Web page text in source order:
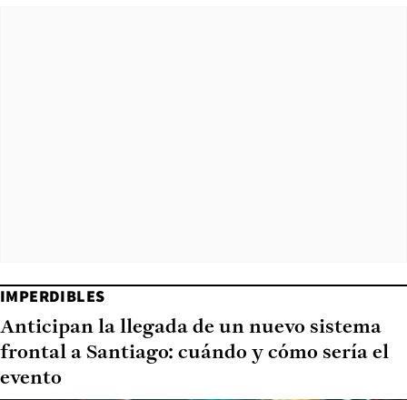
IMPERDIBLES
Anticipan la llegada de un nuevo sistema
frontal a Santiago: cuándo y cómo sería el
evento